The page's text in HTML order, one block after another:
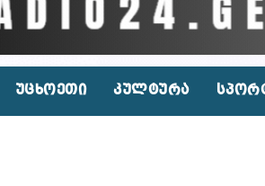
ამდენი ხნით სამარტოო
ხორცის ნაცვლად ცხენის
შეტევაზე
უცხოეთი კულტურა